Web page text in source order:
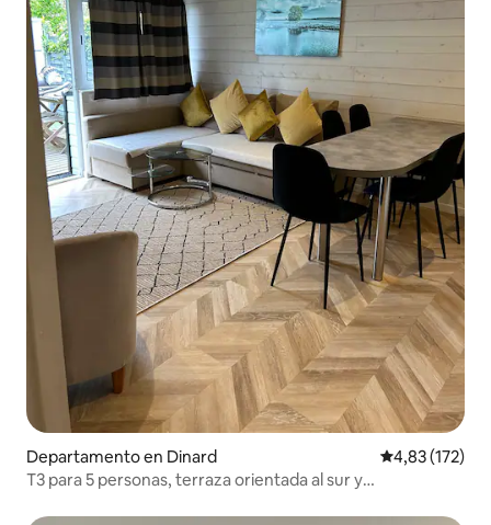
Departamento en Dinard Calificación
4,83 (172)
T3 para 5 personas, terraza orientada al sur y